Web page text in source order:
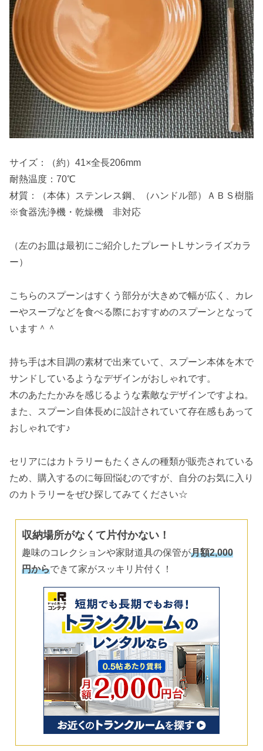
サイズ：（約）41×全長206mm
耐熱温度：70℃
材質：（本体）ステンレス鋼、（ハンドル部）ＡＢＳ樹脂
※食器洗浄機・乾燥機 非対応
（左のお皿は最初にご紹介したプレートL サンライズカラ
ー）
こちらのスプーンはすくう部分が大きめで幅が広く、カレ
ーやスープなどを食べる際におすすめのスプーンとなって
います＾＾
持ち手は木目調の素材で出来ていて、スプーン本体を木で
サンドしているようなデザインがおしゃれです。
木のあたたかみを感じるような素敵なデザインですよね。
また、スプーン自体長めに設計されていて存在感もあって
おしゃれです♪
セリアにはカトラリーもたくさんの種類が販売されている
ため、購入するのに毎回悩むのですが、自分のお気に入り
のカトラリーをぜひ探してみてください☆
収納場所がなくて片付かない！
趣味のコレクションや家財道具の保管が月額2,000
円からできて家がスッキリ片付く！